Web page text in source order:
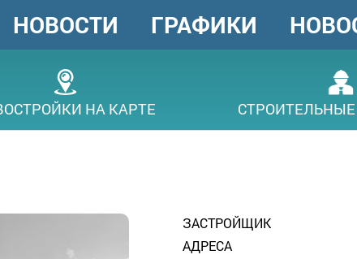
ГОЛОВНЕ
МЕНЮ
НОВОСТИ ГРАФИКИ
НА КАРТЕ
ЗАСТРОЙЩИК
АДРЕСА